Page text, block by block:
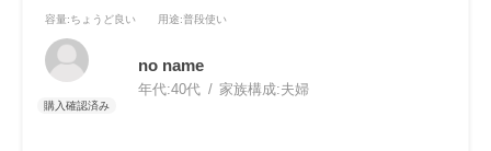
容量:ちょうど良い 用途:普段使い
no name
年代:40代 家族構成:夫婦